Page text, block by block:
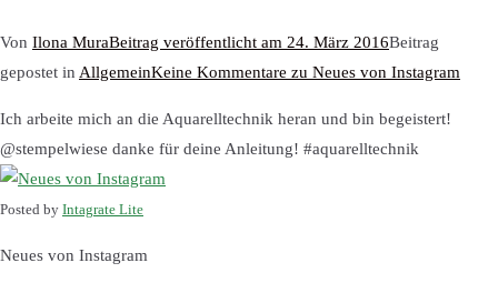
Von Ilona MuraBeitrag veröffentlicht am 24. März 2016Beitrag
gepostet in AllgemeinKeine Kommentare zu Neues von Instagram
Ich arbeite mich an die Aquarelltechnik heran und bin begeistert!
@stempelwiese danke für deine Anleitung! #aquarelltechnik
Posted by Intagrate Lite
Neues von Instagram